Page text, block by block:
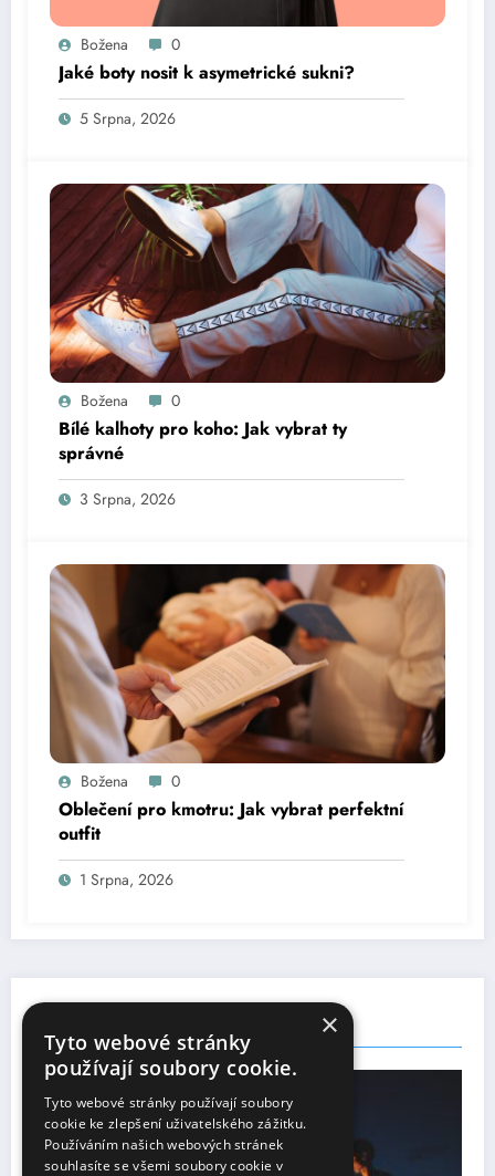
Božena 0
Jaké boty nosit k asymetrické sukni?
5 Srpna, 2026
Božena 0
Bílé kalhoty pro koho: Jak vybrat ty
správné
3 Srpna, 2026
Božena 0
Oblečení pro kmotru: Jak vybrat perfektní
outfit
1 Srpna, 2026
×
Tyto webové stránky
používají soubory cookie.
Tyto webové stránky používají soubory
cookie ke zlepšení uživatelského zážitku.
Používáním našich webových stránek
souhlasíte se všemi soubory cookie v